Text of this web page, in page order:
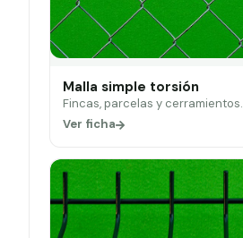
Malla simple torsión
Fincas, parcelas y cerramientos.
Ver ficha